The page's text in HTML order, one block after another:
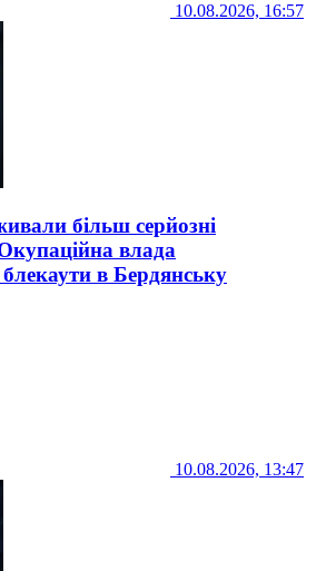
10.08.2026, 16:57
більш серйозні
влада
в Бердянську
10.08.2026, 13:47